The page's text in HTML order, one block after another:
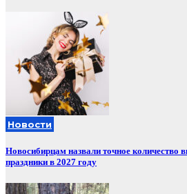
Новости
Новосибирцам назвали точное количество
праздники в 2027 году